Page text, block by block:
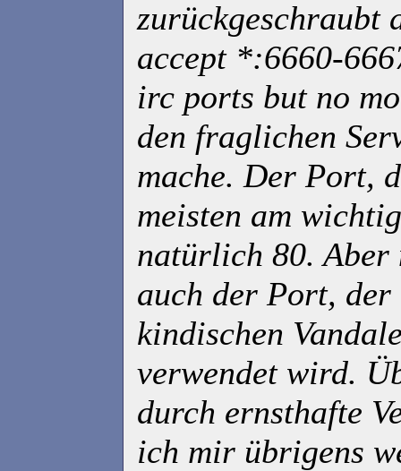
zurückgeschraubt
accept *:6660-
irc ports but no
den fraglichen
mache. Der Port,
meisten am
natürlich 80.
auch der Port, der
kindischen
verwendet wird.
durch ernsthafte
ich mir übrigens